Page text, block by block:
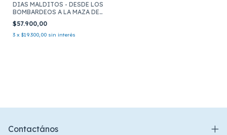
DIAS MALDITOS - DESDE LOS
BOMBARDEOS A LA MAZA DE
MAYO HASTA LA CAIDA DE
PERON
$57.900,00
3 x $19.300,00 sin interés
Contactános